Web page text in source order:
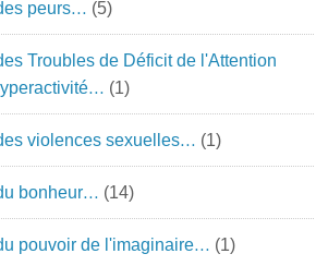
peurs… (5)
Troubles de Déficit de l'Attention
(1)
violences sexuelles… (1)
bonheur… (14)
pouvoir de l'imaginaire… (1)